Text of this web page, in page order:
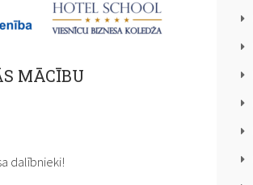
MĀCĪBU
dalībnieki!